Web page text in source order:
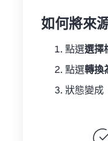
如何將來
點選選擇
點選轉換
狀態變成